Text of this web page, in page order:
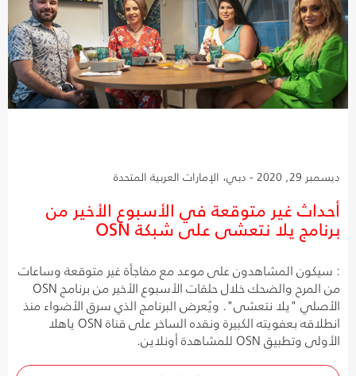
ديسمبر 29, 2020 - دبي، الإمارات العربية المتحدة
أحداث غير متوقعة في الأسبوع الأخير من
برنامج يلا نتعشى على شبكة OSN
: سيكون المشاهدون على موعد مع مفاجأة غير متوقعة وساعات
من المرح والضحك خلال حلقات الأسبوع الأخير من برنامج OSN
الأصلي "يلا نتعشى". ويُعرض البرنامج الذي سرق الأضواء منذ
انطلاقه بعفويته الكبيرة ونقده الساخر على قناة OSN ياهلا
الأولى وتطبيق OSN للمشاهدة أونلاين.